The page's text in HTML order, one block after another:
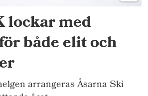
lockar med
både elit och
arrangeras Åsarna Ski